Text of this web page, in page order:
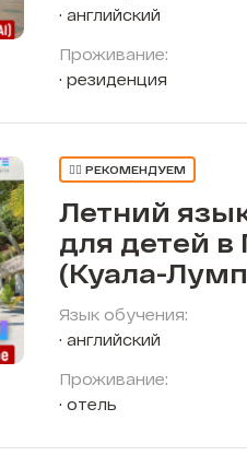
английский
Проживание:
резиденция
👍🏼 РЕКОМЕНДУЕМ
Летний
для детей
(Куала-
Язык обучения:
английский
Проживание:
отель